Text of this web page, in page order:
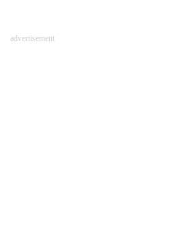
advertisement